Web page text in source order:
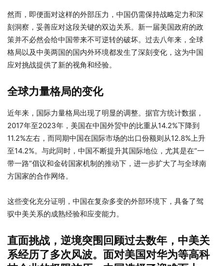
然而，即便面对这样的外部压力，中国仍需保持战略定力和深
刻洞察，妥善应对这段关键的双边关系。新一届美国政府的政
策并不必然会给中国带来不可逆转的破坏。过去八年来，全球
格局以及中美两国的国内外环境都发生了深刻变化，这为中国
应对挑战提供了新的视角和经验。
全球力量格局的变化
近年来，国际力量格局出现了明显的调整。据官方统计数据，
2017年至2023年，美国在中国外贸中的比重从14.2%下降到
11.2%左右，而同期中国在国际市场的出口份额则从12.8%上升
至14.2%。与此同时，中国不断提升其国际地位，尤其是在“一
带一路”倡议和金砖国家机制的推动下，进一步扩大了与全球南
方国家的合作网络。
这些变化充分证明，中国在复杂多变的外部环境下，具备了驾
驭中美关系的成熟经验和应变能力。
直面挑战，逆境突围 回顾过去数年，中美关
系经历了多次风波。面对美国对华为等高科